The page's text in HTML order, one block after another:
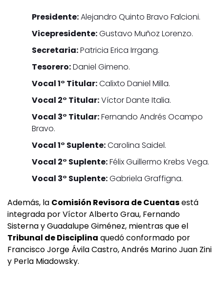
Presidente:Alejandro Quinto Bravo Falcioni.
Vicepresidente:Gustavo Muñoz Lorenzo.
Secretaria:Patricia Erica Irrgang.
Tesorero:Daniel Gimeno.
Vocal 1° Titular:Calixto Daniel Milla.
Vocal 2° Titular:Víctor Dante Italia.
Vocal 3° Titular:Fernando Andrés Ocampo
Bravo.
Vocal 1° Suplente:Carolina Saidel.
Vocal 2° Suplente:Félix Guillermo Krebs Vega.
Vocal 3° Suplente:Gabriela Graffigna.
Además, la Comisión Revisora de Cuentasestá
integrada por Víctor Alberto Grau, Fernando
Sisterna y Guadalupe Giménez, mientras que el
Tribunal de Disciplina quedó conformado por
Francisco Jorge Ávila Castro, Andrés Marino Juan Zini
y Perla Miadowsky.